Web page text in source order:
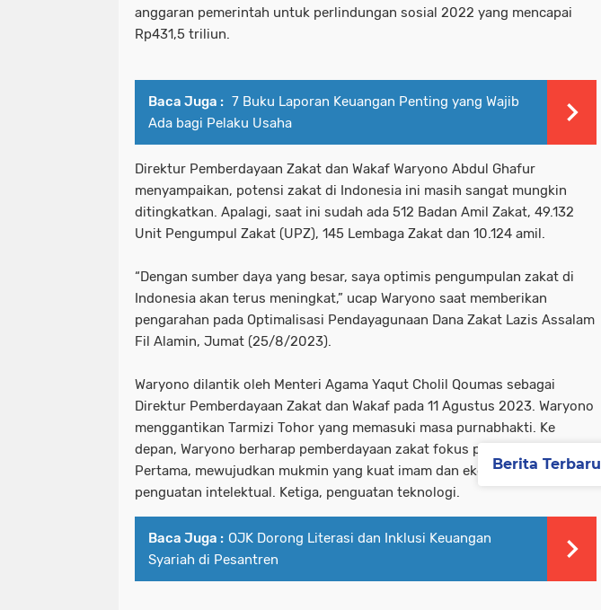
anggaran pemerintah untuk perlindungan sosial 2022 yang mencapai
Rp431,5 triliun.
Baca Juga : 7 Buku Laporan Keuangan Penting yang Wajib
Ada bagi Pelaku Usaha
Direktur Pemberdayaan Zakat dan Wakaf Waryono Abdul Ghafur
menyampaikan, potensi zakat di Indonesia ini masih sangat mungkin
ditingkatkan. Apalagi, saat ini sudah ada 512 Badan Amil Zakat, 49.132
Unit Pengumpul Zakat (UPZ), 145 Lembaga Zakat dan 10.124 amil.
“Dengan sumber daya yang besar, saya optimis pengumpulan zakat di
Indonesia akan terus meningkat,” ucap Waryono saat memberikan
pengarahan pada Optimalisasi Pendayagunaan Dana Zakat Lazis Assalam
Fil Alamin, Jumat (25/8/2023).
Waryono dilantik oleh Menteri Agama Yaqut Cholil Qoumas sebagai
Direktur Pemberdayaan Zakat dan Wakaf pada 11 Agustus 2023. Waryono
menggantikan Tarmizi Tohor yang memasuki masa purnabhakti. Ke
depan, Waryono berharap pemberdayaan zakat fokus pada tiga hal.
Pertama, mewujudkan mukmin yang kuat imam dan ekonomi. Kedua,
penguatan intelektual. Ketiga, penguatan teknologi.
Baca Juga : OJK Dorong Literasi dan Inklusi Keuangan
Syariah di Pesantren
Berita Terbaru